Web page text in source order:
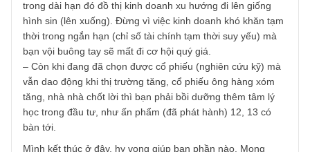
Phan về cổ máy tạo tiền, bạn tham khảo:
https://www.youtube.com/watch?v=vIvTWYsGEmc Hay nói
cách khác lý do đầu tư là bỏ tiền bây giờ và thu tiền nhiều
hơn trong tương lai bằng chính công ty đó chứ không phải
mua đi – bán lại. Vấn đề đặt ra: thu về bao nhiêu, khi nào
thu, mức độ đảm bảo?
– Đầu tư vào các doanh nghiệp thấy được tiềm năng tăng
trưởng trong dài hạn, Bản chất đầu tư giá trị: đặt niềm tin
doanh nghiệp trong lĩnh vực trong vòng tròn hiểu biết, tài